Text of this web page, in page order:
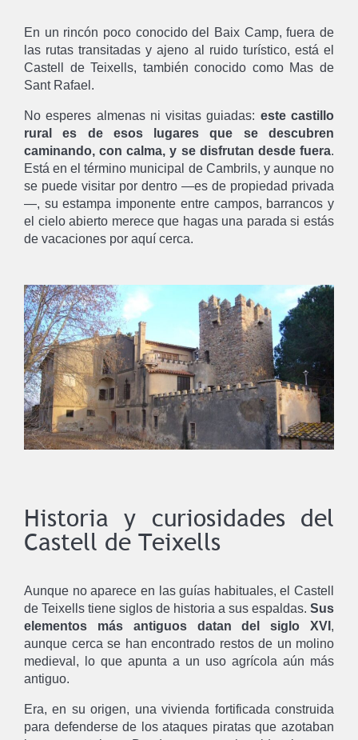
En un rincón poco conocido del Baix Camp, fuera de
las rutas transitadas y ajeno al ruido turístico, está el
Castell de Teixells, también conocido como Mas de
Sant Rafael.
No esperes almenas ni visitas guiadas: este castillo
rural es de esos lugares que se descubren
caminando, con calma, y se disfrutan desde fuera.
Está en el término municipal de Cambrils, y aunque no
se puede visitar por dentro —es de propiedad privada
—, su estampa imponente entre campos, barrancos y
el cielo abierto merece que hagas una parada si estás
de vacaciones por aquí cerca.
Historia y curiosidades del
Castell de Teixells
Aunque no aparece en las guías habituales, el Castell
de Teixells tiene siglos de historia a sus espaldas. Sus
elementos más antiguos datan del siglo XVI ,
aunque cerca se han encontrado restos de un molino
medieval, lo que apunta a un uso agrícola aún más
antiguo.
Era, en su origen, una vivienda fortificada construida
para defenderse de los ataques piratas que azotaban